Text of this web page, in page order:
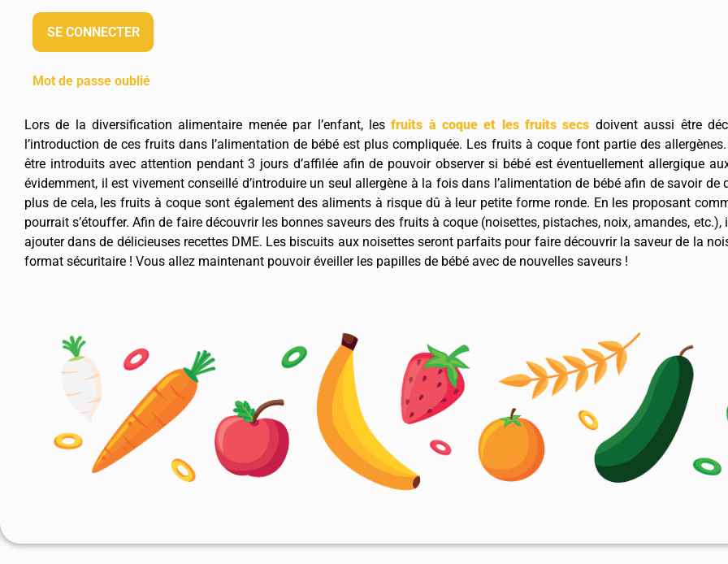
Mot de passe oublié
Lors de la diversification alimentaire menée par l’enfant, lesfruits à coque et les fruits secs doivent aussi être
l’introduction de ces fruits dans l’alimentation de bébé est plus compliquée. Les fruits à coque font partie des
être introduits avec attention pendant 3 jours d’affilée afin de pouvoir observer si bébé est éventuellement allergique
évidemment, il est vivement conseillé d’introduire un seul allergène à la fois dans l’alimentation de bébé afin de savoir de
plus de cela, les fruits à coque sont également des aliments à risque dû à leur petite forme ronde. En les proposant
pourrait s’étouffer. Afin de faire découvrir les bonnes saveurs des fruits à coque (noisettes, pistaches, noix, amandes, etc.),
ajouter dans de délicieuses recettes DME. Les biscuits aux noisettes seront parfaits pour faire découvrir la saveur de la
format sécuritaire ! Vous allez maintenant pouvoir éveiller les papilles de bébé avec de nouvelles saveurs !